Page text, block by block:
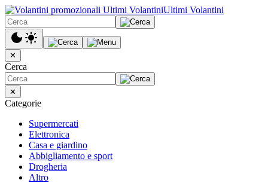
Ultimi Volantini
✕
Cerca
✕
Categorie
Supermercati
Elettronica
Casa e giardino
Abbigliamento e sport
Drogheria
Altro